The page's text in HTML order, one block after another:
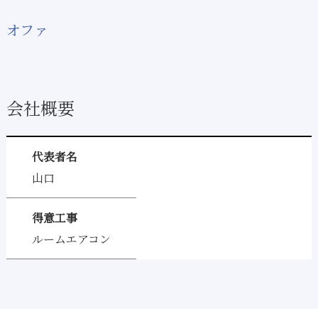
オファ
会社概要
代表者名
山口
得意工事
ルームエアコン